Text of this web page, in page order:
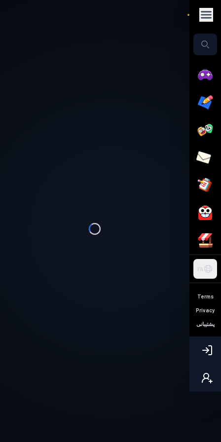
FA
Terms
Privacy
پشتیبانی